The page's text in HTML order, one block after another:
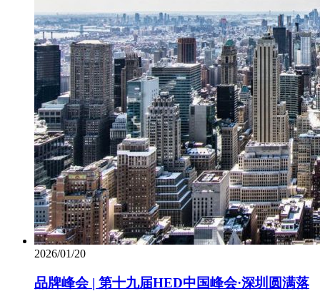
2026/01/20
品牌峰会 | 第十九届HED中国峰会·深圳圆满落